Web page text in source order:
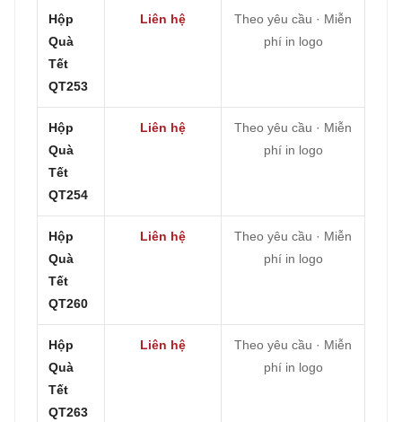
Hộp
Quà
Tết
QT253
Liên hệ
Theo yêu cầu · Miễn
phí in logo
Hộp
Quà
Tết
QT254
Liên hệ
Theo yêu cầu · Miễn
phí in logo
Hộp
Quà
Tết
QT260
Liên hệ
Theo yêu cầu · Miễn
phí in logo
Hộp
Quà
Tết
QT263
Liên hệ
Theo yêu cầu · Miễn
phí in logo